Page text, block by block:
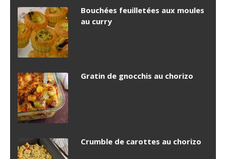
Bouchées feuilletées aux moules
au curry
Gratin de gnocchis au chorizo
Crumble de carottes au chorizo